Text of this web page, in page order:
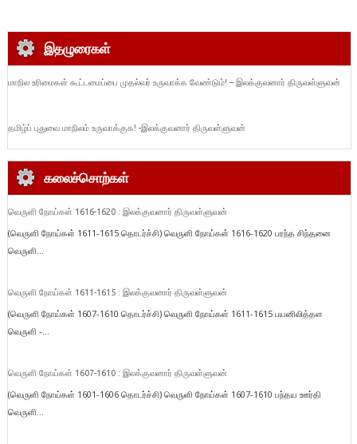
இதழுரைகள்
மாநில உரிமைகள் கூட்டமைப்பை முதல்வர் உருவாக்க வேண்டும்! – இலக்குவனார் திருவள்ளுவன்
தமிழ்ப் புதுவை மாநிலம் உருவாக்குக! -இலக்குவனார் திருவள்ளுவன்
கலைச்சொற்கள்
வெருளி நோய்கள் 1616-1620 : இலக்குவனார் திருவள்ளுவன்
(வெருளி நோய்கள் 1611-1615 தொடர்ச்சி) வெருளி நோய்கள் 1616-1620 பரந்த சிந்தனை
வெருளி...
வெருளி நோய்கள் 1611-1615 : இலக்குவனார் திருவள்ளுவன்
(வெருளி நோய்கள் 1607-1610 தொடர்ச்சி) வெருளி நோய்கள் 1611-1615 பயனிலித்தள
வெருளி -...
வெருளி நோய்கள் 1607-1610 : இலக்குவனார் திருவள்ளுவன்
(வெருளி நோய்கள் 1601-1606 தொடர்ச்சி) வெருளி நோய்கள் 1607-1610 பந்தய ஊர்தி
வெருளி...